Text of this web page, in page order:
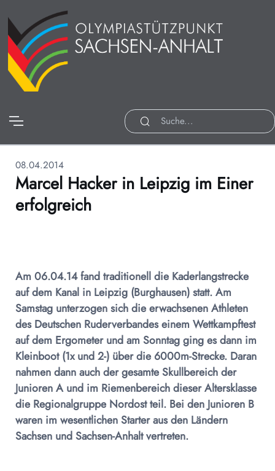
08.04.2014
Marcel Hacker in Leipzig im Einer
erfolgreich
Am 06.04.14 fand traditionell die Kaderlangstrecke
auf dem Kanal in Leipzig (Burghausen) statt. Am
Samstag unterzogen sich die erwachsenen Athleten
des Deutschen Ruderverbandes einem Wettkampftest
auf dem Ergometer und am Sonntag ging es dann im
Kleinboot (1x und 2-) über die 6000m-Strecke. Daran
nahmen dann auch der gesamte Skullbereich der
Junioren A und im Riemenbereich dieser Altersklasse
die Regionalgruppe Nordost teil. Bei den Junioren B
waren im wesentlichen Starter aus den Ländern
Sachsen und Sachsen-Anhalt vertreten.